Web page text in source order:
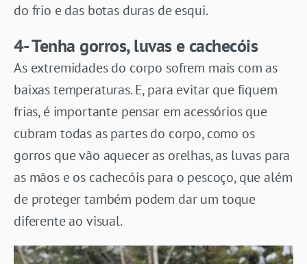
do frio e das botas duras de esqui.
4- Tenha gorros, luvas e cachecóis
As extremidades do corpo sofrem mais com as
baixas temperaturas. E, para evitar que fiquem
frias, é importante pensar em acessórios que
cubram todas as partes do corpo, como os
gorros que vão aquecer as orelhas, as luvas para
as mãos e os cachecóis para o pescoço, que além
de proteger também podem dar um toque
diferente ao visual.